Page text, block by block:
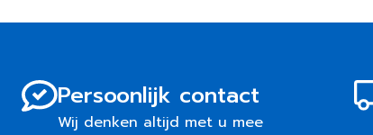
Persoonlijk contact
Wij denken altijd met u mee